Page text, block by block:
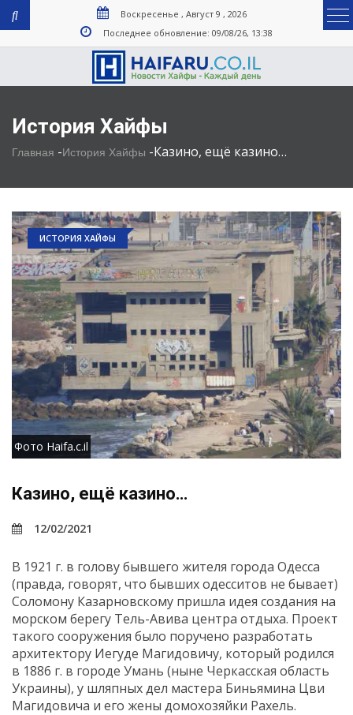
Воскресенье , Август 9 , 2026
Последнее обновление: 09/08/26, 13:38
История Хайфы
Главная -История Хайфы -Казино, ещё казино…
ИСТОРИЯ ХАЙФЫ
Фото Haifa.c.il
Казино, ещё казино…
12/02/2021
В 1921 г. в голову бывшего жителя города Одесса
(правда, говорят, что бывших одесситов не бывает)
Соломону Казарновскому пришла идея создания на
морском берегу Тель-Авива центра отдыха. Проект
такого сооружения было поручено разработать
архитектору Иегуде Магидовичу, который родился
в 1886 г. в городе Умань (ныне Черкасская область
Украины), у шляпных дел мастера Биньямина Цви
Магидовича и его жены домохозяйки Рахель.